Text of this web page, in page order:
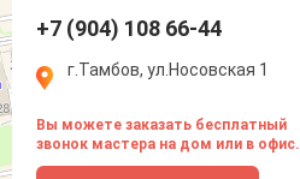
+7 (904) 108 66-44
г.Тамбов, ул.Носовская 1
Вы можете заказать бесплатный
звонок мастера на дом или в офис.